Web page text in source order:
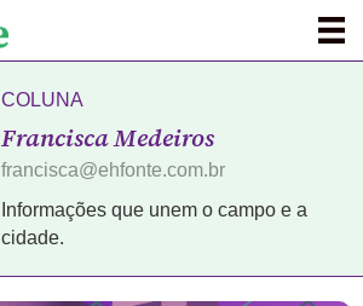
COLUNA
Francisca Medeiros
francisca@ehfonte.com.br
Informações que unem o campo e a
cidade.